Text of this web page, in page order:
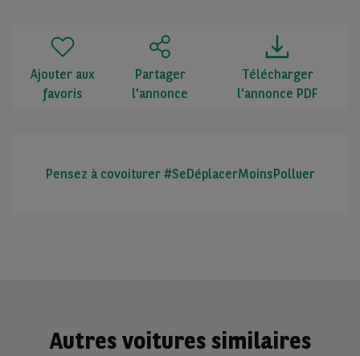
Ajouter aux
favoris
Partager
l'annonce
Télécharger
l'annonce PDF
Pensez à covoiturer #SeDéplacerMoinsPolluer
Autres voitures similaires